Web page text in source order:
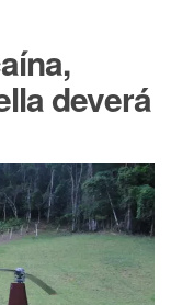
deverá